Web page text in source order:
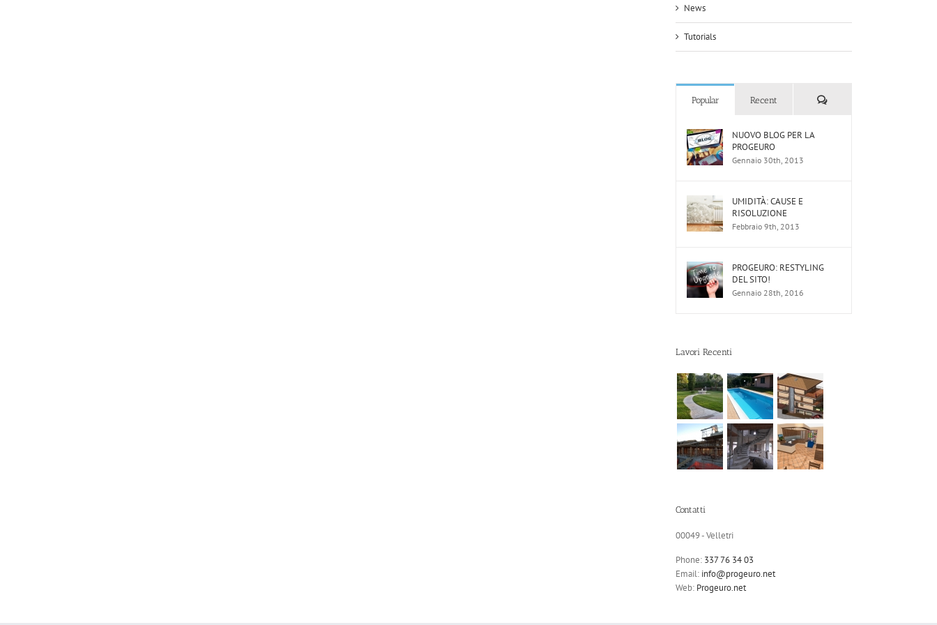
News
Tutorials
Popular Recent Comments
NUOVO BLOG PER LA
PROGEURO
Gennaio 30th, 2013
UMIDITÀ: CAUSE E
RISOLUZIONE
Febbraio 9th, 2013
PROGEURO: RESTYLING
DEL SITO!
Gennaio 28th, 2016
Lavori Recenti
Contatti
00049 - Velletri
Phone: 337 76 34 03
Email: info@progeuro.net
Web: Progeuro.net